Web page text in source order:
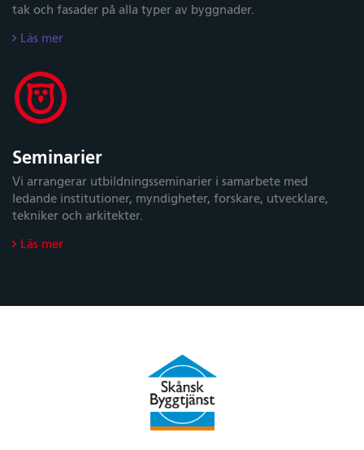
tak och fasader på alla typer av byggnader.
Läs mer
Seminarier
Vi arrangerar utbildningsseminarier i samarbete med
ledande institutioner, myndigheter, forskare, utvecklare,
tekniker och arkitekter.
Läs mer